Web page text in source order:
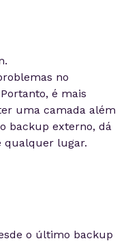
no
é mais
uma camada além
backup externo, dá
qualquer lugar.
o último backup